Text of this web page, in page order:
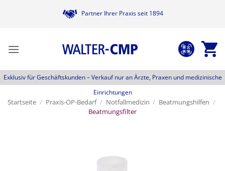
Partner Ihrer Praxis seit 1894
Exklusiv für Geschäftskunden –Verkauf nur an Ärzte, Praxen und medizinische
Einrichtungen
Startseite / Praxis-OP-Bedarf / Notfallmedizin / Beatmungshilfen /
Beatmungsfilter